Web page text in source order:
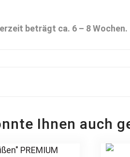
beträgt ca. 6 – 8 Wochen.
Ihnen auch